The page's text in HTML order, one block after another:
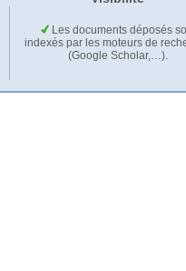
Les documents déposés
indexés par les moteurs de
(Google Scholar,…).